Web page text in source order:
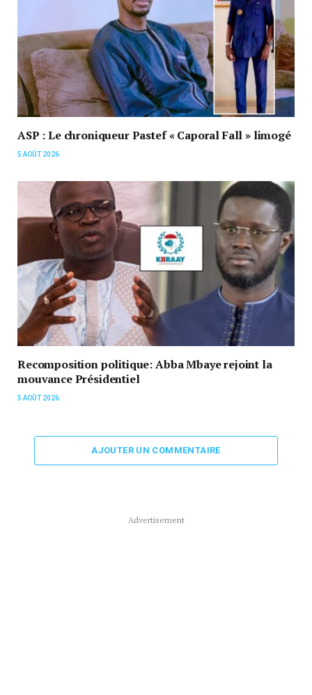
ASP : Le chroniqueur Pastef « Caporal Fall » limogé
5 AOÛT 2026
Recomposition politique: Abba Mbaye rejoint la
mouvance Présidentiel
5 AOÛT 2026
AJOUTER UN COMMENTAIRE
Advertisement